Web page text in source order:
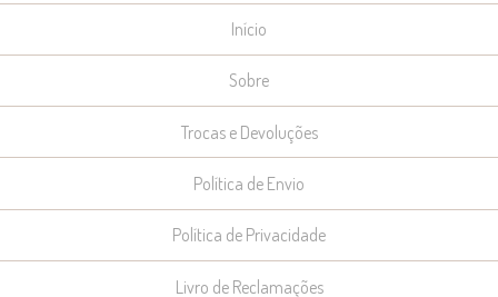
Início
Sobre
Trocas e Devoluções
Política de Envio
Política de Privacidade
Livro de Reclamações